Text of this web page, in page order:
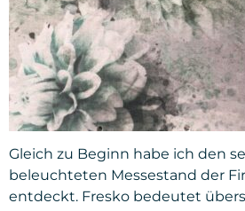
Gleich zu Beginn habe ich den
beleuchteten Messestand der
entdeckt. Fresko bedeutet